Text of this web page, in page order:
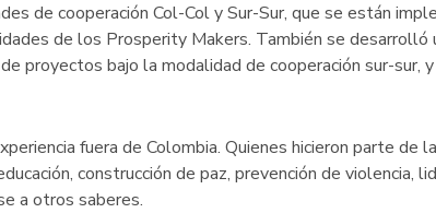
de cooperación Col-Col y Sur-Sur, que se están
de los Prosperity Makers. También se desarrolló
proyectos bajo la modalidad de cooperación sur-sur,
fuera de Colombia. Quienes hicieron parte de
construcción de paz, prevención de violencia,
a otros saberes.